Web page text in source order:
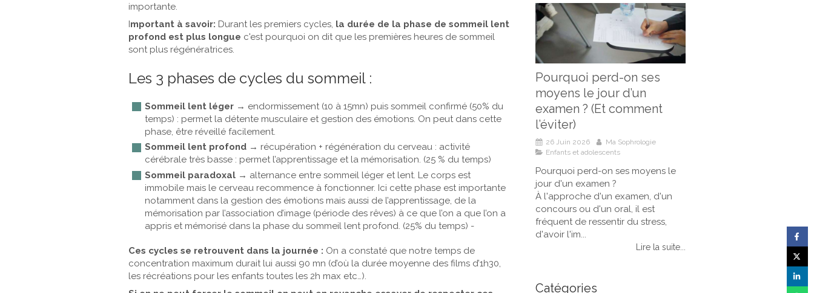
importante.
Important à savoir: Durant les premiers cycles, la durée de la phase de sommeil lent
profond est plus longue c'est pourquoi on dit que les premières heures de sommeil
sont plus régénératrices.
Les 3 phases de cycles du sommeil :
Sommeil lent léger → endormissement (10 à 15mn) puis sommeil confirmé (50% du
temps) : permet la détente musculaire et gestion des émotions. On peut dans cette
phase, être réveillé facilement.
Sommeil lent profond → récupération + régénération du cerveau : activité
cérébrale très basse : permet l’apprentissage et la mémorisation. (25 % du temps)
Sommeil paradoxal → alternance entre sommeil léger et lent. Le corps est
immobile mais le cerveau recommence à fonctionner. Ici cette phase est importante
notamment dans la gestion des émotions mais aussi de l’apprentissage, de la
mémorisation par l’association d’image (période des rêves) à ce que l’on a que l’on a
appris et mémorisé dans la phase du sommeil lent profond. (25% du temps) -
Ces cycles se retrouvent dans la journée : On a constaté que notre temps de
concentration maximum durait lui aussi 90 mn (d’où la durée moyenne des films d’1h30,
les récréations pour les enfants toutes les 2h max etc…).
Pourquoi perd-on ses
moyens le jour d’un
examen ? (Et comment
l’éviter)
26 Juin 2026
Ma Sophrologie
Enfants et adolescents
Pourquoi perd-on ses moyens le
jour d'un examen ?
À l'approche d'un examen, d'un
concours ou d'un oral, il est
fréquent de ressentir du stress,
d'avoir l'im...
Lire la suite...
Catégories